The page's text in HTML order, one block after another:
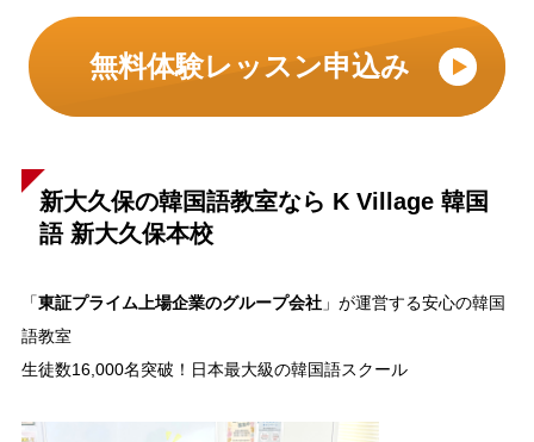
無料体験レッスン申込み
新大久保の韓国語教室なら K Village 韓国
語 新大久保本校
「 東証プライム上場企業のグループ会社」が運営する安心の韓国
語教室
生徒数16,000名突破！日本最大級の韓国語スクール